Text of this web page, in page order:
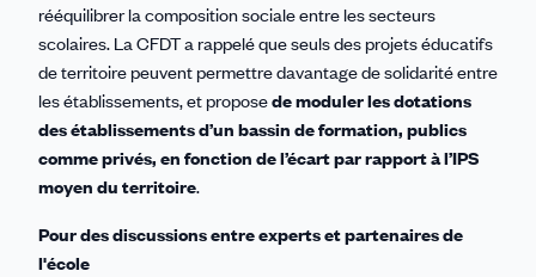
rééquilibrer la composition sociale entre les secteurs
scolaires. La CFDT a rappelé que seuls des projets éducatifs
de territoire peuvent permettre davantage de solidarité entre
les établissements, et proposede moduler les dotations
des établissements d’un bassin de formation, publics
comme privés, en fonction de l’écart par rapport à l’IPS
moyen du territoire.
Pour des discussions entre experts et partenaires de
l'école